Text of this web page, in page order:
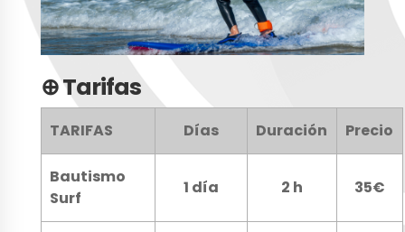
⊕ Tarifas
TARIFAS Días Duración Precio
Bautismo
Surf
1 día 2 h 35€